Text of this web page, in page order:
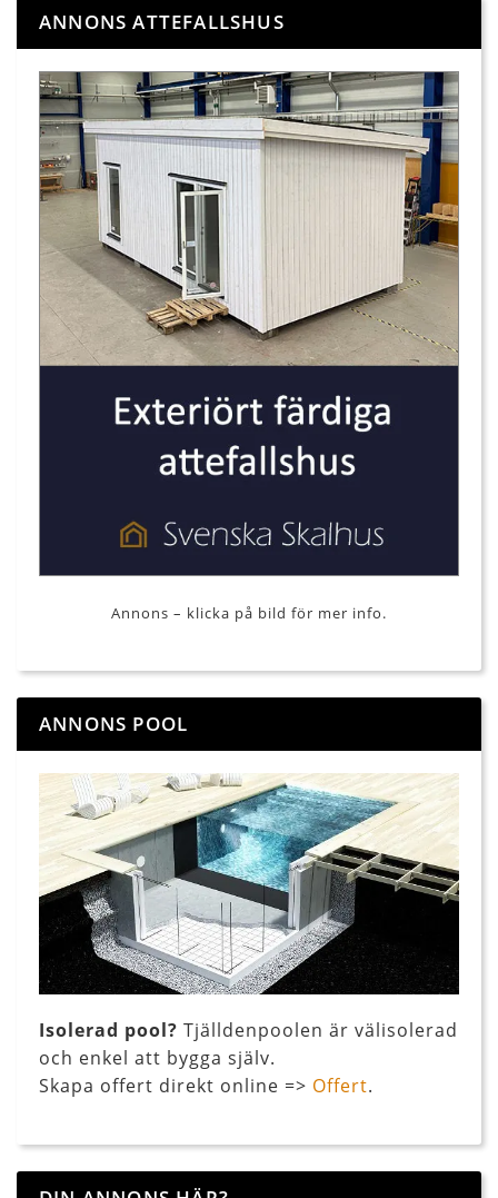
ANNONS ATTEFALLSHUS
Annons – klicka på bild för mer info.
ANNONS POOL
Isolerad pool? Tjälldenpoolen är välisolerad
och enkel att bygga själv.
Skapa offert direkt online => Offert.